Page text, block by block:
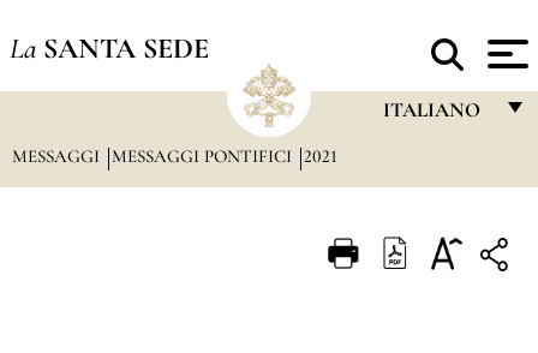
La SANTA SEDE
ITALIANO
ITALIANO
MESSAGGI MESSAGGI PONTIFICI 2021